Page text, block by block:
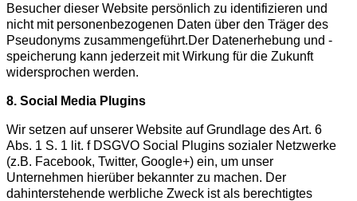
Besucher dieser Website persönlich zu identifizieren und
nicht mit personenbezogenen Daten über den Träger des
Pseudonyms zusammengeführt.Der Datenerhebung und -
speicherung kann jederzeit mit Wirkung für die Zukunft
widersprochen werden.
8. Social Media Plugins
Wir setzen auf unserer Website auf Grundlage des Art. 6
Abs. 1 S. 1 lit. f DSGVO Social Plugins sozialer Netzwerke
(z.B. Facebook, Twitter, Google+) ein, um unser
Unternehmen hierüber bekannter zu machen. Der
dahinterstehende werbliche Zweck ist als berechtigtes